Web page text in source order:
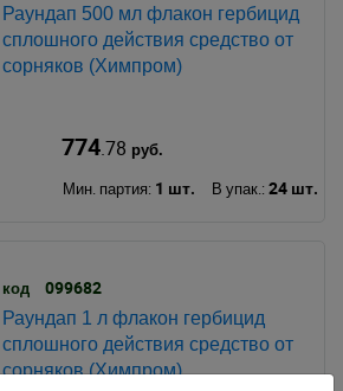
Раундап 500 мл флакон гербицид
сплошного действия средство от
сорняков (Химпром)
774.78 руб.
Мин. партия: 1 шт. В упак.: 24 шт.
код 099682
Раундап 1 л флакон гербицид
сплошного действия средство от
сорняков (Химпром)